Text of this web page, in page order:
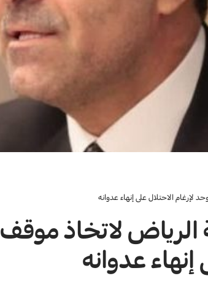
لإرغام الاحتلال على إنهاء عدوانه
الرياض لاتخاذ موقف
عدوانه